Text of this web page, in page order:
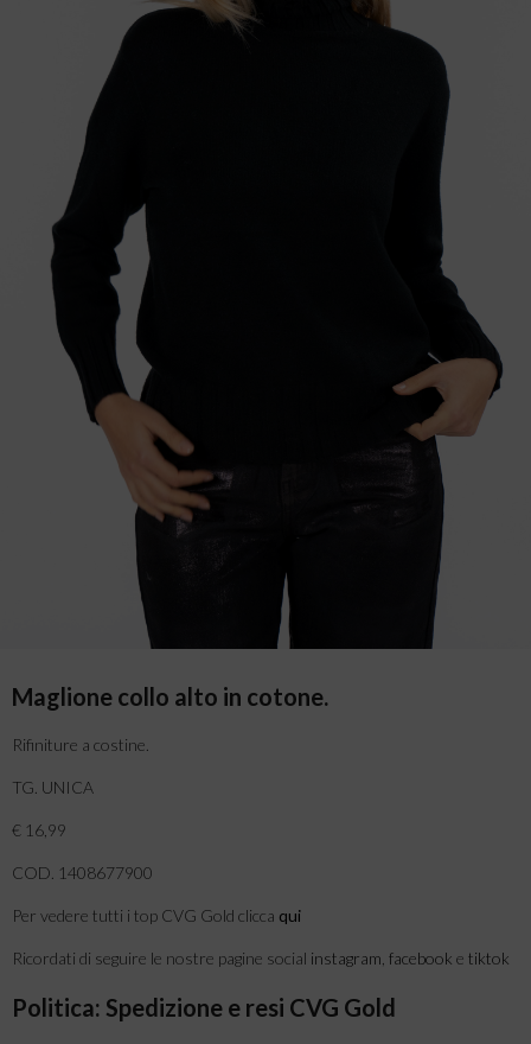
Maglione collo alto in cotone.
Rifiniture a costine.
TG. UNICA
€ 16,99
COD. 1408677900
Per vedere tutti i top CVG Gold clicca qui
Ricordati di seguire le nostre pagine social instagram facebook e tiktok
Politica: Spedizione e resi CVG Gold